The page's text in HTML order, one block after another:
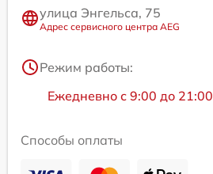
улица Энгельса, 75
Адрес сервисного центра AEG
Режим работы:
Ежедневно с 9:00 до 21:00
Способы оплаты